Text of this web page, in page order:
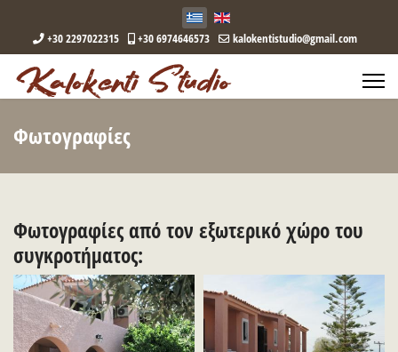
+30 2297022315 +30 6974646573 kalokentistudio@gmail.com
Φωτογραφίες
Φωτογραφίες από τον εξωτερικό χώρο του
συγκροτήματος: